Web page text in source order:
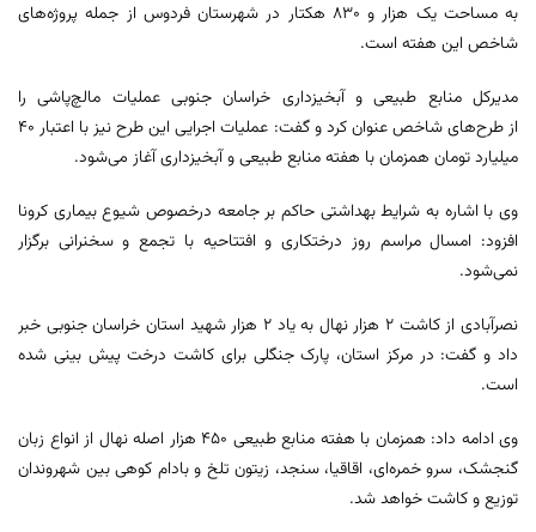
به مساحت یک هزار و ۸۳۰ هکتار در شهرستان فردوس از جمله پروژه‌های
شاخص این هفته است.
مدیرکل منابع طبیعی و آبخیزداری خراسان جنوبی عملیات مالچ‌پاشی را
از طرح‌های شاخص عنوان کرد و گفت: عملیات اجرایی این طرح نیز با اعتبار ۴۰
میلیارد تومان همزمان با هفته منابع طبیعی و آبخیزداری آغاز می‌شود.
وی با اشاره به شرایط بهداشتی حاکم بر جامعه درخصوص شیوع بیماری کرونا
افزود: امسال مراسم روز درختکاری و افتتاحیه‌ با تجمع و سخنرانی برگزار
نمی‌شود.
نصرآبادی از کاشت ۲ هزار نهال به یاد ۲ هزار شهید استان خراسان جنوبی خبر
داد و گفت: در مرکز استان، پارک جنگلی برای کاشت درخت پیش بینی شده
است.
وی ادامه داد: همزمان با هفته منابع طبیعی ۴۵۰ هزار اصله نهال از انواع زبان
گنجشک، سرو خمره‌‍‌ای، اقاقیا، سنجد، زیتون تلخ و بادام کوهی بین شهروندان
توزیع و کاشت خواهد شد.